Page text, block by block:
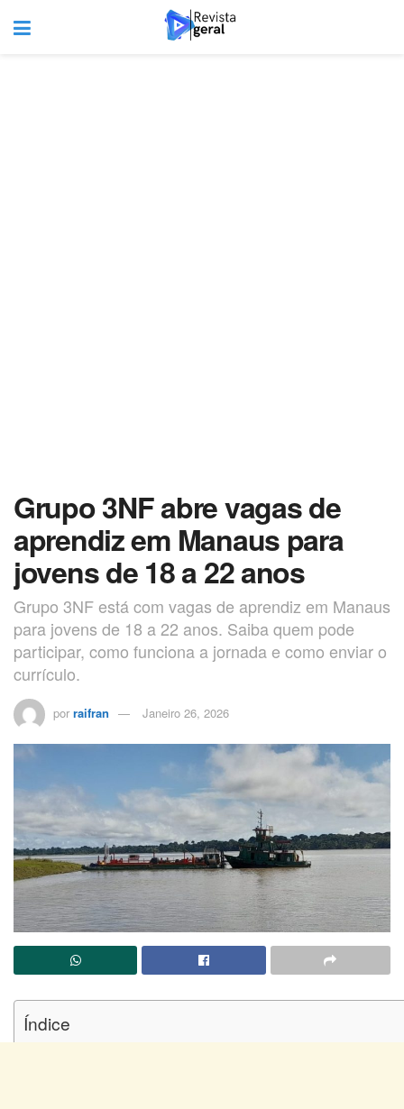
Grupo 3NF abre vagas de
aprendiz em Manaus para
jovens de 18 a 22 anos
Grupo 3NF está com vagas de aprendiz em Manaus
para jovens de 18 a 22 anos. Saiba quem pode
participar, como funciona a jornada e como enviar o
currículo.
por raifran Janeiro 26, 2026
Índice